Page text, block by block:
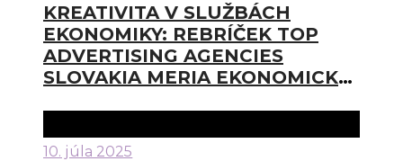
KREATIVITA V SLUŽBÁCH
EKONOMIKY: REBRÍČEK TOP
ADVERTISING AGENCIES
SLOVAKIA MERIA EKONOMICKÚ
10. júla 2025